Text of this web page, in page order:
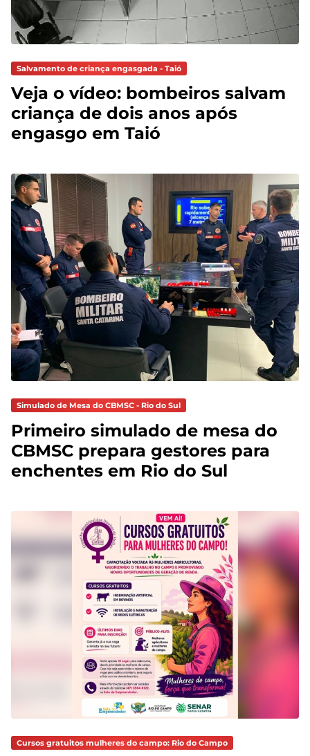
Salvamento de criança engasgada - Taió
Veja o vídeo: bombeiros salvam
criança de dois anos após
engasgo em Taió
Simulado de Mesa do CBMSC - Rio do Sul
Primeiro simulado de mesa do
CBMSC prepara gestores para
enchentes em Rio do Sul
Cursos gratuitos mulheres do campo: Rio do Campo